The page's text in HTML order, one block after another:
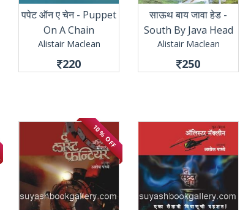
पपेट ऑन ए चेन - Puppet
On A Chain
Alistair Maclean
220
साऊथ बाय जावा हेड -
South By Java Head
Alistair Maclean
250
10 % OFF